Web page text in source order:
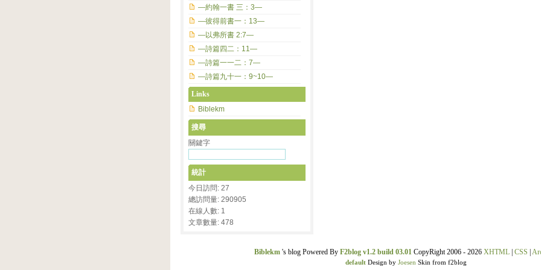
—約翰一書 三：3—
—彼得前書一：13—
—以弗所書 2:7—
—詩篇四二：11—
—詩篇一一二：7—
—詩篇九十一：9~10—
Links
Biblekm
搜尋
關鍵字
統計
今日訪問: 27
總訪問量: 290905
在線人數: 1
文章數量: 478
Biblekm 's blog Powered By F2blog v1.2 build 03.01 CopyRight 2006 - 2026 XHTML CSS
defaultDesign by Joesen Skin from f2blog